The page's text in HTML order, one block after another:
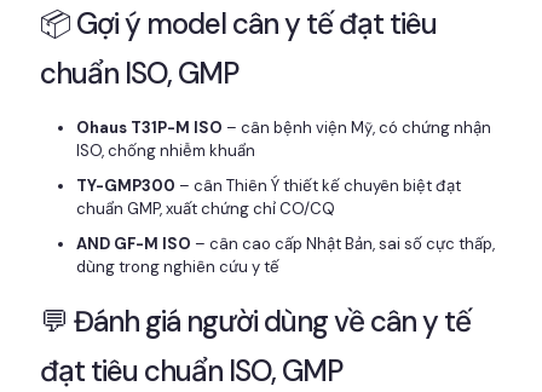
📦 Gợi ý model cân y tế đạt tiêu
chuẩn ISO, GMP
Ohaus T31P-M ISO – cân bệnh viện Mỹ, có chứng nhận
ISO, chống nhiễm khuẩn
TY-GMP300 – cân Thiên Ý thiết kế chuyên biệt đạt
chuẩn GMP, xuất chứng chỉ CO/CQ
AND GF-M ISO – cân cao cấp Nhật Bản, sai số cực thấp,
dùng trong nghiên cứu y tế
💬 Đánh giá người dùng về cân y tế
đạt tiêu chuẩn ISO, GMP